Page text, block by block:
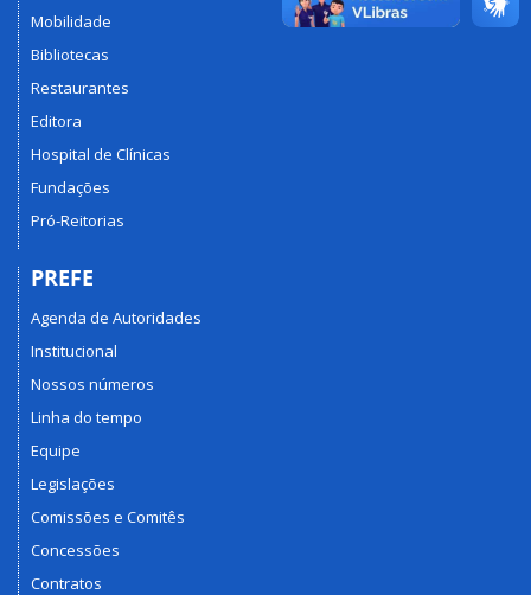
Mobilidade
Bibliotecas
Restaurantes
Editora
Hospital de Clínicas
Fundações
Pró-Reitorias
PREFE
Agenda de Autoridades
Institucional
Nossos números
Linha do tempo
Equipe
Legislações
Comissões e Comitês
Concessões
Contratos